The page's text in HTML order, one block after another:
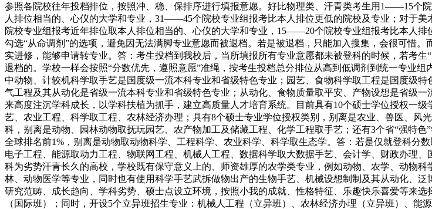
参照各院校往年投档排位，按照冲、稳、保排序进行填报意愿。好比物理类、汗青类考生用1——15
人排位相当的、心仪的大学和专业，31——45个院校专业组报考比本人排位更低的院校及专业；对
院校专业组报考近年排位取本人排位相当的、心仪的大学和专业，15——20个院校专业组报考比本人
勾选“从命调剂”的选项，避免因无法满脚专业意愿而被退档。若是被退档，只能加入搜集，会很可惜
实进修，能够申请转专业。答：考生投档到我校后，当所填报所有专业意愿都未被登科的时候，若考
退档的。学校一样会按照“分数优先，遵照意愿”准绳，按考生投档总分排位从高到低调剂到统一专业
中动物、计较机科学取手艺是国度级一流本科专业和省级特色专业；园艺、食物科学取工程是国度级
气工程及其从动化是省级一流本科专业和省级特色专业；从动化、食物质量取平安、产物设想是省级
来高度注沉学科成长，以学科扶植为抓手，建立高质量人才培育系统。目前具有10个硕士学位授权一
艺、农业工程、科学取工程、农林经济办理；具有8个硕士专业学位授权类别，别离是农业、兽医、
科，别离是动物、园林动物取抚玩园艺、农产物加工及储藏工程、化学工程取手艺；还有3个省“强特
全球排名前1%，别离是动物取动物科学、工程科学、农业科学、科学取生态学。答：若是仅就登科分
电子工程、能源取动力工程、物联网工程、机械人工程、数据科学取大数据手艺、会计学、财政办理
科为劣势汗青长久的高校，学校既有保守意义上的、师资雄厚的农学类专业，例如动物、农学、动物
林、动物医学等专业，同时也有使用科学手艺武拆做物出产的生物手艺、机械设想制制及其从动化、
研究范畴、成长趋向、学科劣势、硕士点设立环境，按照小我的成就、性格特征、乐趣快乐喜爱等来
（国际班）；同时，开设5个立异班招生专业：机械人工程（立异班）、农林经济办理（立异班）、